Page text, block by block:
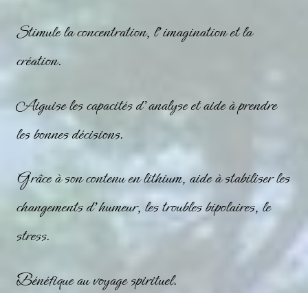
Stimule la concentration, l’imagination et la
création.
Aiguise les capacités d’analyse et aide à prendre
les bonnes décisions.
Grâce à son contenu en lithium, aide à stabiliser les
changements d’humeur, les troubles bipolaires, le
stress.
Bénéfique au voyage spirituel.